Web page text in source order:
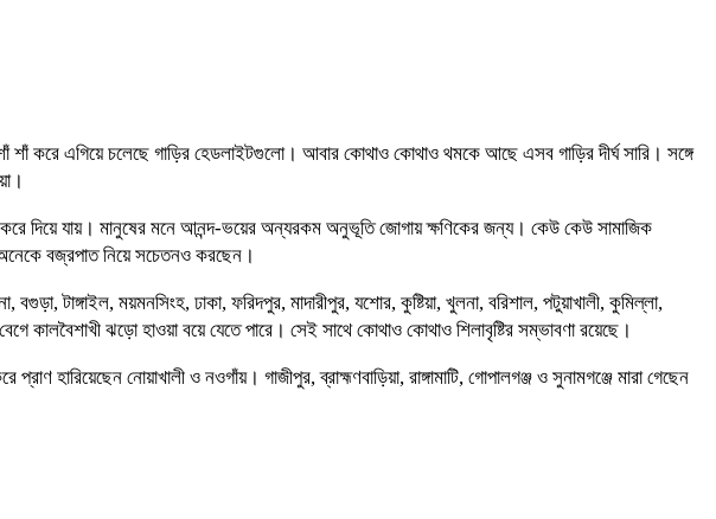
শাঁ করে এগিয়ে চলেছে গাড়ির হেডলাইটগুলো। আবার কোথাও কোথাও থমকে আছে এসব গাড়ির দীর্ঘ সারি। সঙ্গে
দিয়ে যায়। মানুষের মনে আনন্দ-ভয়ের অন্যরকম অনুভূতি জোগায় ক্ষণিকের জন্য। কেউ কেউ সামাজিক
বজ্রপাত নিয়ে সচেতনও করছেন।
টাঙ্গাইল, ময়মনসিংহ, ঢাকা, ফরিদপুর, মাদারীপুর, যশোর, কুষ্টিয়া, খুলনা, বরিশাল, পটুয়াখালী, কুমিল্লা,
কালবৈশাখী ঝড়ো হাওয়া বয়ে যেতে পারে। সেই সাথে কোথাও কোথাও শিলাবৃষ্টির সম্ভাবণা রয়েছে।
নোয়াখালী ও নওগাঁয়। গাজীপুর, ব্রাহ্মণবাড়িয়া, রাঙ্গামাটি, গোপালগঞ্জ ও সুনামগঞ্জে মারা গেছেন